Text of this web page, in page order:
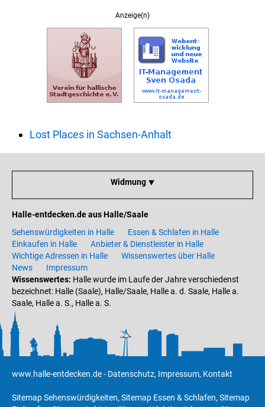
Anzeige(n)
Lost Places in Sachsen-Anhalt
Widmung ⯆
Halle-entdecken.de aus Halle/Saale
Sehenswürdigkeiten in Halle
Essen & Schlafen in Halle
Einkaufen in Halle
Anbieter & Dienstleister in Halle
Wichtige Adressen in Halle
Wissenswertes über Halle
News
Impressum
Wissenswertes: Halle wurde im Laufe der Jahre verschiedenst
bezeichnet: Halle (Saale), Halle/Saale, Halle a. d. Saale, Halle a.
Saale, Halle a. S., Halle a. S.
www.halle-entdecken.de- Datenschutz, Impressum, Kontakt
Sitemap Sehenswürdigkeiten, Sitemap Essen & Schlafen, Sitemap